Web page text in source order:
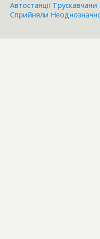
Автостанції Трускавчани
Сприйняли